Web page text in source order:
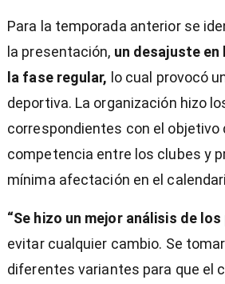
Para la temporada anterior se
la presentación, un desajuste en
la fase regular, lo cual provocó
deportiva. La organización hizo
correspondientes con el objetivo
competencia entre los clubes y
mínima afectación en el
“Se hizo un mejor análisis de
evitar cualquier cambio. Se
diferentes variantes para que el